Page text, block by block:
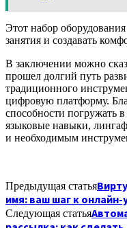
Этот набор
занятия и создавать
В заключении можно
прошел долгий путь
традиционного
цифровую платформу.
способности погружать
языковые навыки,
и необходимым
Предыдущая статья
имя: ваш шаг к онлайн-
Следующая статья